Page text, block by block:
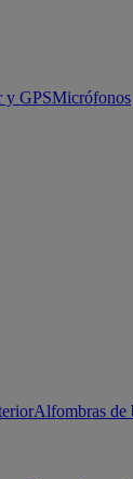
y GPSMicrófonos
Alfombras de